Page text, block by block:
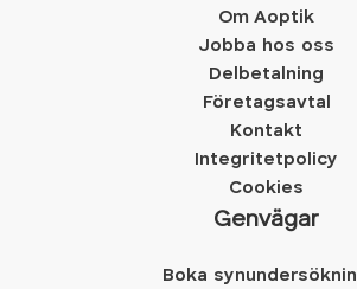
Om Aoptik
Jobba hos oss
Delbetalning
Företagsavtal
Kontakt
Integritetpolicy
Cookies
Genvägar
Boka